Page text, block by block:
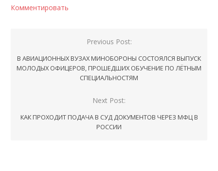
Комментировать
по
записям
Previous Post:
В АВИАЦИОННЫХ ВУЗАХ МИНОБОРОНЫ СОСТОЯЛСЯ ВЫПУСК
МОЛОДЫХ ОФИЦЕРОВ, ПРОШЕДШИХ ОБУЧЕНИЕ ПО ЛЁТНЫМ
СПЕЦИАЛЬНОСТЯМ
Next Post:
КАК ПРОХОДИТ ПОДАЧА В СУД ДОКУМЕНТОВ ЧЕРЕЗ МФЦ В
РОССИИ